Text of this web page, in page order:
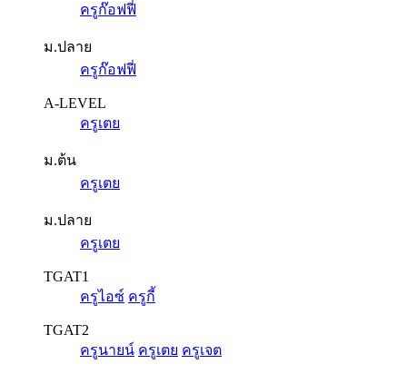
ครูก๊อฟฟี่
ม.ปลาย
ครูก๊อฟฟี่
A-LEVEL
ครูเตย
ม.ต้น
ครูเตย
ม.ปลาย
ครูเตย
TGAT1
ครูไอซ์ ครูกี้
TGAT2
ครูนายน์ ครูเตย ครูเจต